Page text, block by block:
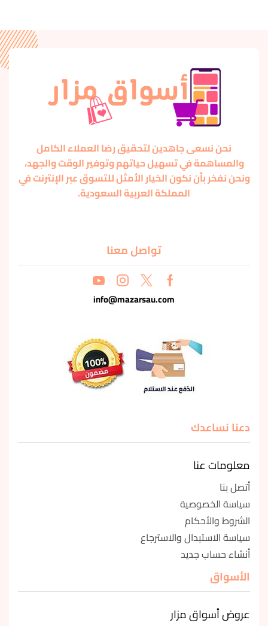
نحن نسعى جاهدين لتحقيق رضا العملاء الكامل
والمساهمة في تسهيل حياتهم وتوفير الوقت والجهد،
ونحن نفخر بأن نكون الخيار الأمثل للتسوق عبر الإنترنت في
المملكة العربية السعودية.
تواصل معنا
info@mazarsau.com
دعنا نساعدك
معلومات عنا
أتصل بنا
سياسة الخصوصية
الشروط والأحكام
سياسة الاستبدال والاسترجاع
أنشاء حساب جديد
الأسواق
عروض أسواق مزار